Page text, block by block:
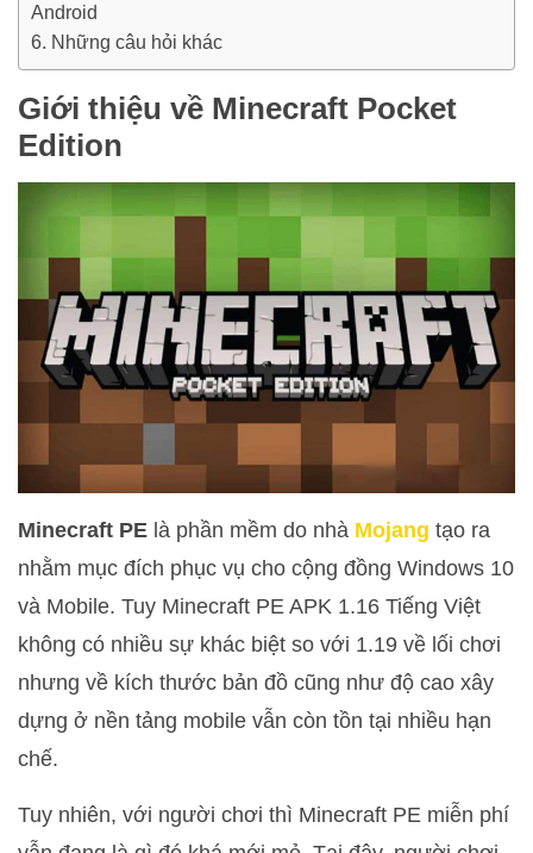
Android
Những câu hỏi khác
Giới thiệu về Minecraft Pocket
Edition
Minecraft PE là phần mềm do nhà Mojang tạo ra
nhằm mục đích phục vụ cho cộng đồng Windows 10
và Mobile. Tuy Minecraft PE APK 1.16 Tiếng Việt
không có nhiều sự khác biệt so với 1.19 về lối chơi
nhưng về kích thước bản đồ cũng như độ cao xây
dựng ở nền tảng mobile vẫn còn tồn tại nhiều hạn
chế.
Tuy nhiên, với người chơi thì Minecraft PE miễn phí